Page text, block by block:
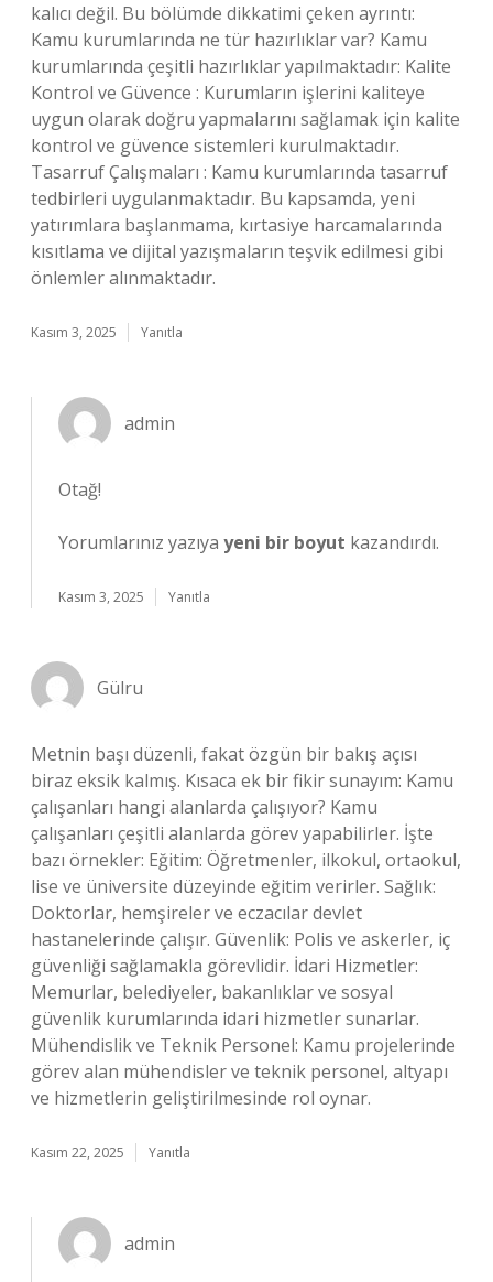
kalıcı değil. Bu bölümde dikkatimi çeken ayrıntı:
Kamu kurumlarında ne tür hazırlıklar var? Kamu
kurumlarında çeşitli hazırlıklar yapılmaktadır: Kalite
Kontrol ve Güvence : Kurumların işlerini kaliteye
uygun olarak doğru yapmalarını sağlamak için kalite
kontrol ve güvence sistemleri kurulmaktadır.
Tasarruf Çalışmaları : Kamu kurumlarında tasarruf
tedbirleri uygulanmaktadır. Bu kapsamda, yeni
yatırımlara başlanmama, kırtasiye harcamalarında
kısıtlama ve dijital yazışmaların teşvik edilmesi gibi
önlemler alınmaktadır.
Kasım 3, 2025 Yanıtla
admin
Otağ!
Yorumlarınız yazıya yeni bir boyut kazandırdı.
Kasım 3, 2025 Yanıtla
Gülru
Metnin başı düzenli, fakat özgün bir bakış açısı
biraz eksik kalmış. Kısaca ek bir fikir sunayım: Kamu
çalışanları hangi alanlarda çalışıyor? Kamu
çalışanları çeşitli alanlarda görev yapabilirler. İşte
bazı örnekler: Eğitim: Öğretmenler, ilkokul, ortaokul,
lise ve üniversite düzeyinde eğitim verirler. Sağlık:
Doktorlar, hemşireler ve eczacılar devlet
hastanelerinde çalışır. Güvenlik: Polis ve askerler, iç
güvenliği sağlamakla görevlidir. İdari Hizmetler:
Memurlar, belediyeler, bakanlıklar ve sosyal
güvenlik kurumlarında idari hizmetler sunarlar.
Mühendislik ve Teknik Personel: Kamu projelerinde
görev alan mühendisler ve teknik personel, altyapı
ve hizmetlerin geliştirilmesinde rol oynar.
Kasım 22, 2025 Yanıtla
admin